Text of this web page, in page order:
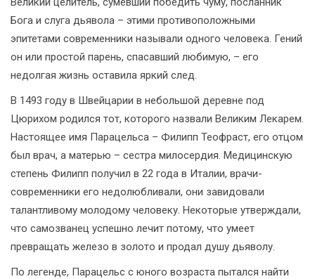
Бога и слуга дьявола – этими противоположными
эпитетами современники называли одного человека. Гений
он или простой парень, спасавший любимую, – его
недолгая жизнь оставила яркий след.
В 1493 году в Швейцарии в небольшой деревне под
Цюрихом родился тот, которого назвали Великим Лекарем.
Настоящее имя Парацельса – Филипп Теофраст, его отцом
был врач, а матерью – сестра милосердия. Медицинскую
степень Филипп получил в 22 года в Италии, врачи-
современники его недолюбливали, они завидовали
талантливому молодому человеку. Некоторые утверждали,
что самозванец успешно лечит потому, что умеет
превращать железо в золото и продал душу дьяволу.
По легенде, Парацельс с юного возраста пытался найти